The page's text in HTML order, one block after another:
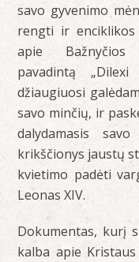
savo gyvenimo
rengti ir enciklikos
apie Bažnyčios
pavadintą
džiaugiuosi
savo minčių, ir
dalydamasis
krikščionys jaustų
kvietimo padėti
Leonas XIV.
Dokumentas, kurį
kalba apie